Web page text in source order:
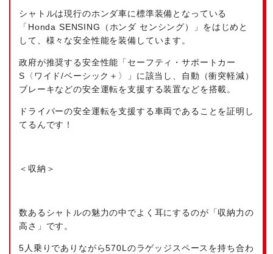
シャトルは現行のホンダ車に標準装備となっている
「Honda SENSING（ホンダ センシング）」をはじめと
して、様々な安全性能を装備しています。
政府が推奨する安全性能「セーフティ・サポートカー
S〈ワイド/ベーシック＋〉」に該当し、自動（衝突軽減）
ブレーキなどの安全運転を支援する装置などを搭載。
ドライバーの安全運転を支援する車両であることを証明し
てるんです！
＜収納＞
数あるシャトルの魅力の中でよく耳にするのが「収納力の
高さ」です。
5人乗りでありながら570Lのラゲッジスペースを持ち合わ